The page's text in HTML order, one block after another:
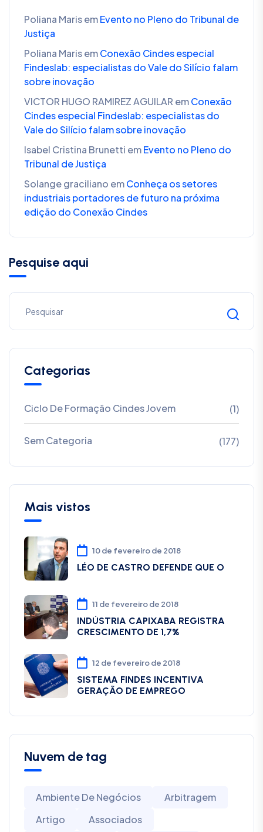
Poliana MarisemEvento no Pleno do Tribunal de
Justiça
Poliana MarisemConexão Cindes especial
Findeslab: especialistas do Vale do Silício falam
sobre inovação
VICTOR HUGO RAMIREZ AGUILAR emConexão
Cindes especial Findeslab: especialistas do
Vale do Silício falam sobre inovação
Isabel Cristina Brunetti emEvento no Pleno do
Tribunal de Justiça
Solange graciliano emConheça os setores
industriais portadores de futuro na próxima
edição do Conexão Cindes
Pesquise aqui
Categorias
Ciclo De Formação Cindes Jovem (1)
Sem Categoria (177)
Mais vistos
10 de fevereiro de 2018
LÉO DE CASTRO DEFENDE QUE O
11 de fevereiro de 2018
INDÚSTRIA CAPIXABA REGISTRA
CRESCIMENTO DE 1,7%
12 de fevereiro de 2018
SISTEMA FINDES INCENTIVA
GERAÇÃO DE EMPREGO
Nuvem de tag
Ambiente De Negócios
Arbitragem
Artigo
Associados